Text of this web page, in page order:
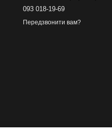
093 018-19-69
Передзвонити вам?